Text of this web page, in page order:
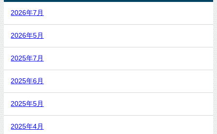
2026年7月
2026年5月
2025年7月
2025年6月
2025年5月
2025年4月